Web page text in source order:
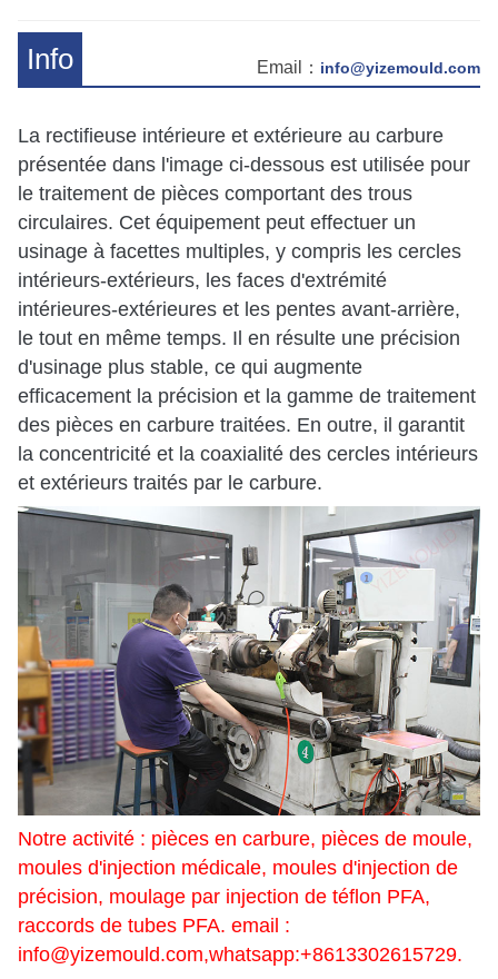
Info Email： info@yizemould.com
La rectifieuse intérieure et extérieure au carbure
présentée dans l'image ci-dessous est utilisée pour
le traitement de pièces comportant des trous
circulaires. Cet équipement peut effectuer un
usinage à facettes multiples, y compris les cercles
intérieurs-extérieurs, les faces d'extrémité
intérieures-extérieures et les pentes avant-arrière,
le tout en même temps. Il en résulte une précision
d'usinage plus stable, ce qui augmente
efficacement la précision et la gamme de traitement
des pièces en carbure traitées. En outre, il garantit
la concentricité et la coaxialité des cercles intérieurs
et extérieurs traités par le carbure.
Notre activité : pièces en carbure, pièces de moule,
moules d'injection médicale, moules d'injection de
précision, moulage par injection de téflon PFA,
raccords de tubes PFA. email :
info@yizemould.com,whatsapp:+8613302615729.